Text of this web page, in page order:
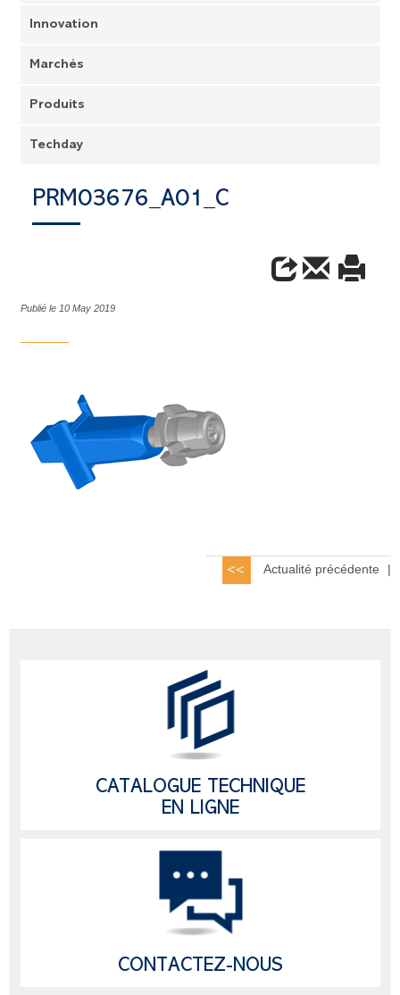
Innovation
Marchés
Produits
Techday
PRM03676_A01_C
Publié le 10 May 2019
Actualité précédente |
CATALOGUE TECHNIQUE
EN LIGNE
CONTACTEZ-NOUS